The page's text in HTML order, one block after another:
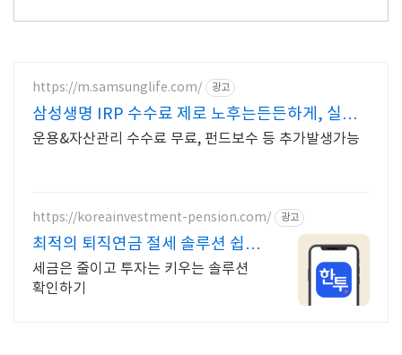
https://m.samsunglife.com/ 광고
삼성생명 IRP 수수료 제로 노후는든든하게, 실속
은제대로
운용&자산관리 수수료 무료, 펀드보수 등 추가발생가능
https://koreainvestment-pension.com/ 광고
최적의 퇴직연금 절세 솔루션 쉽고
빠른 계좌 개설
세금은 줄이고 투자는 키우는 솔루션
확인하기